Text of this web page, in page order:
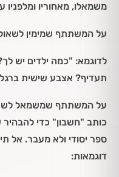
משמאלו, מאחוריו
על המשתתף שמימין
לדוגמא: "כמה ילדים יש
תעדיף? אצבע שישית ברגל
על המשתתף שמשמאל
כותב "חשבון" כדי
ספר יסודי ולא מעבר. אל
דוגמאות: